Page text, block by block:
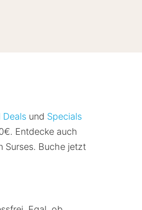
Deals und Specials
Entdecke auch
Surses. Buche jetzt